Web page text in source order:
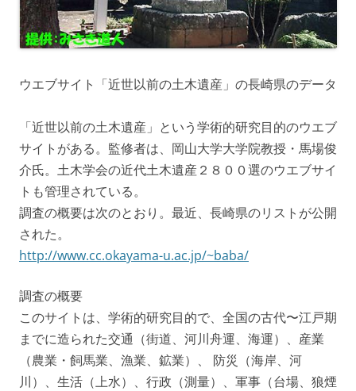
ウエブサイト「近世以前の土木遺産」の長崎県のデータ
「近世以前の土木遺産」という学術的研究目的のウエブ
サイトがある。監修者は、岡山大学大学院教授・馬場俊
介氏。土木学会の近代土木遺産２８００選のウエブサイ
トも管理されている。
調査の概要は次のとおり。最近、長崎県のリストが公開
された。
http://www.cc.okayama-u.ac.jp/~baba/
調査の概要
このサイトは、学術的研究目的で、全国の古代〜江戸期
までに造られた交通（街道、河川舟運、海運）、産業
（農業・飼馬業、漁業、鉱業）、 防災（海岸、河
川）、生活（上水）、行政（測量）、軍事（台場、狼煙